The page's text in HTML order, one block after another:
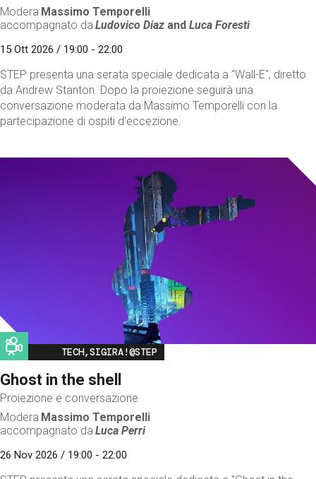
Modera Massimo Temporelli
accompagnato da Ludovico Diaz andLuca Foresti
15 Ott 2026 / 19:00 - 22:00
STEP presenta una serata speciale dedicata a "Wall-E", diretto
da Andrew Stanton. Dopo la proiezione seguirà una
conversazione moderata da Massimo Temporelli con la
partecipazione di ospiti d'eccezione.
Image
TECH,SIGIRA!@STEP
Ghost in the shell
Proiezione e conversazione
Modera Massimo Temporelli
accompagnato da Luca Perri
26 Nov 2026 / 19:00 - 22:00